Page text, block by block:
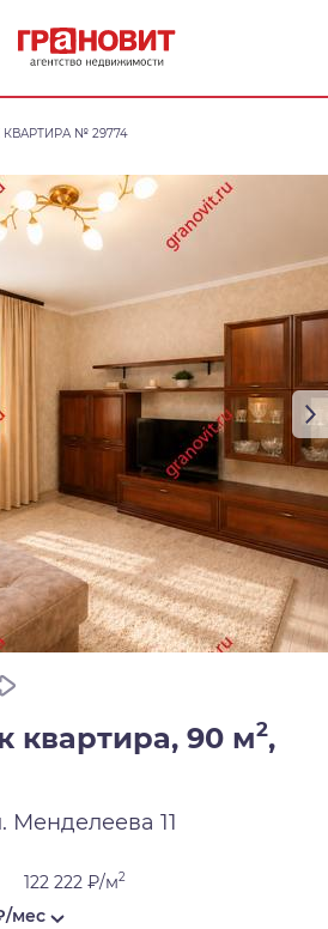
КВАРТИРА № 29774
квартира, 90 м2,
Менделеева 11
122 222 ₽/м2
мес